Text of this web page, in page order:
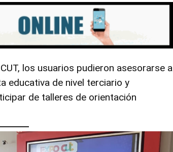
los usuarios pudieron asesorarse a
educativa de nivel terciario y
de talleres de orientación